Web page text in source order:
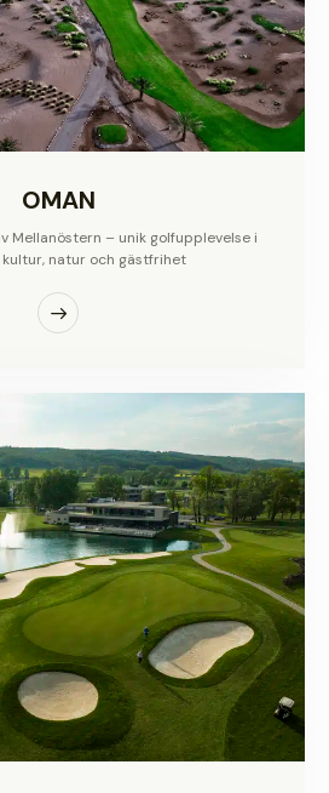
OMAN
Mellanöstern – unik golfupplevelse i
natur och gästfrihet